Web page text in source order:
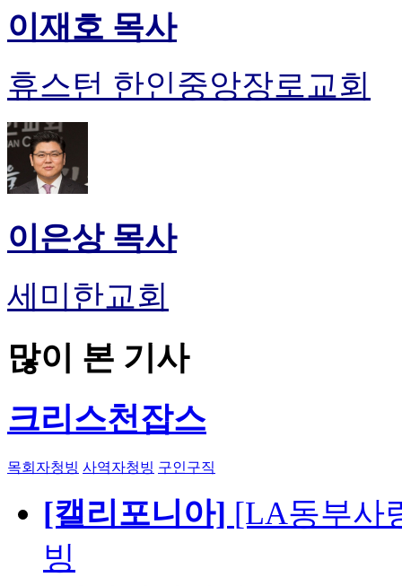
이재호 목사
휴스턴 한인중앙장로교회
이은상 목사
세미한교회
많이 본 기사
크리스천잡스
목회자청빙 사역자청빙 구인구직
[캘리포니아] [LA동부사
빙